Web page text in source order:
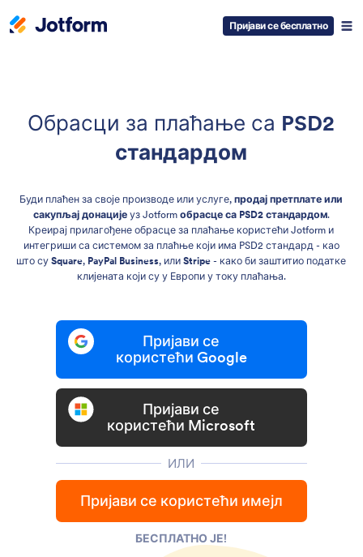
Пријави се бесплатно
Обрасци за плаћање са PSD2
стандардом
Буди плаћен за своје производе или услуге,продај претплате или
сакупљај донацијеуз Jotform обрасце са PSD2 стандардом.
Креирај прилагођене обрасце за плаћање користећи Jotform и
интегриши са системом за плаћње који има PSD2 стандард - као
што суSquare, PayPal Business, илиStripe - како би заштитио податке
клијената који су у Европи у току плаћања.
Пријави се
користећи Google
Пријави се
користећи Microsoft
ИЛИ
Пријави се користећи имејл
БЕСПЛАТНО ЈЕ!